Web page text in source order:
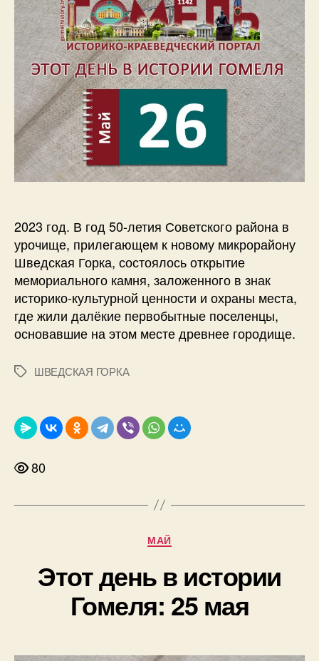
2023 год. В год 50-летия Советского района в
урочище, прилегающем к новому микрорайону
Шведская Горка, состоялось открытие
мемориального камня, заложенного в знак
историко-культурной ценности и охраны места,
где жили далёкие первобытные поселенцы,
основавшие на этом месте древнее городище.
МеткиШВЕДСКАЯ ГОРКА
80
Рубрики
МАЙ
Этот день в истории
Гомеля: 25 мая